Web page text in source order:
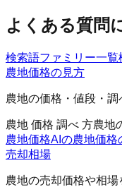
よくある質問
検索語ファミリー一覧
農地価格の見方
農地の価格・値段・
農地 価格 調べ 方農地
農地価格AIの農地価格
売却相場
農地の売却価格や相